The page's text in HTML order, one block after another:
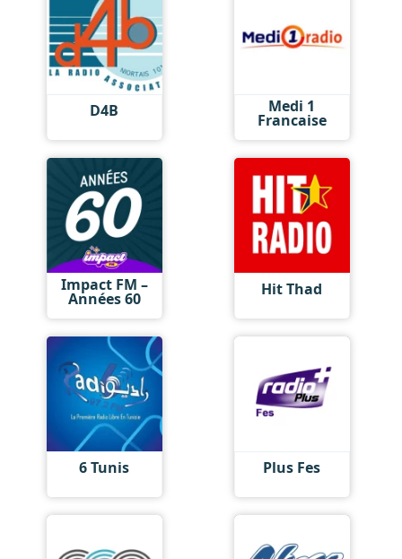
D4B Medi 1
Francaise
Impact FM –
Années 60 Hit Thad
6 Tunis Plus Fes